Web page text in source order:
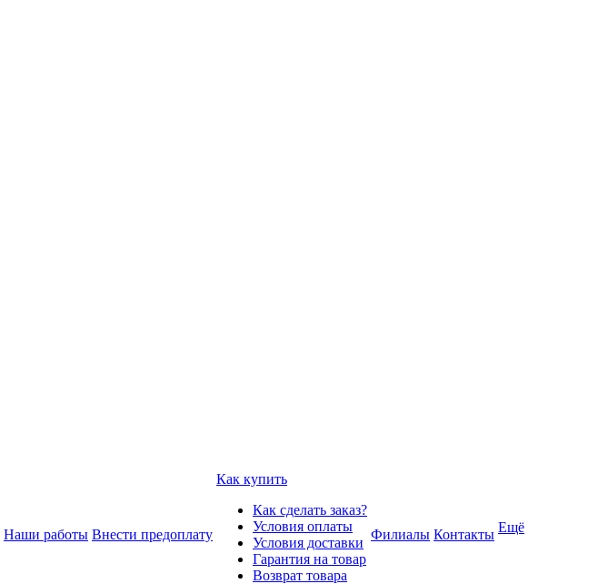
Наши работы Внести предоплату
Как купить
Как сделать заказ?
Условия оплаты
Условия доставки
Гарантия на товар
Возврат товара
Филиалы Контакты Ещё